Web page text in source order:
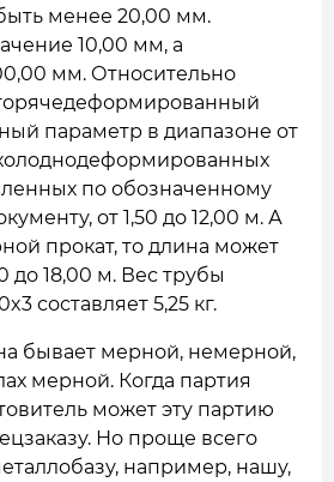
менее 20,00 мм.
10,00 мм, а
мм. Относительно
параметр в диапазоне от
по обозначенному
от 1,50 до 12,00 м. А
прокат, то длина может
до 18,00 м. Вес трубы
составляет 5,25 кг.
бывает мерной, немерной,
мерной. Когда партия
может эту партию
Но проще всего
например, нашу,